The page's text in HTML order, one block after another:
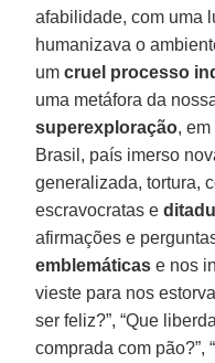
afabilidade, com uma
humanizava o
umcruel processo
uma metáfora da
superexploração,
Brasil, país imerso
generalizada, tortura,
escravocratas e
afirmações e
emblemáticas e nos
vieste para nos
ser feliz?”, “Que
comprada com pão?”,